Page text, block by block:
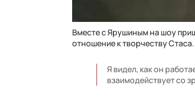
Вместе с Ярушиным на шоу
отношение к творчеству Стаса.
Я видел, как он
взаимодействует со